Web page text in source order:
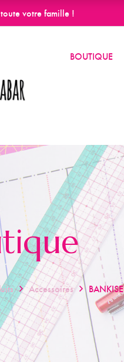
votre famille !
BOUTIQUE
Accessoires BANKISE